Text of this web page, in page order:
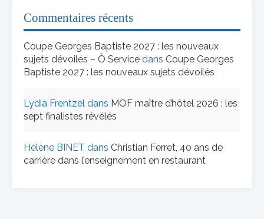
Commentaires récents
Coupe Georges Baptiste 2027 : les nouveaux
sujets dévoilés – Ô Service dans Coupe Georges
Baptiste 2027 : les nouveaux sujets dévoilés
Lydia Frentzel dans MOF maître d’hôtel 2026 : les
sept finalistes révélés
Hélène BINET dans Christian Ferret, 40 ans de
carrière dans l’enseignement en restaurant